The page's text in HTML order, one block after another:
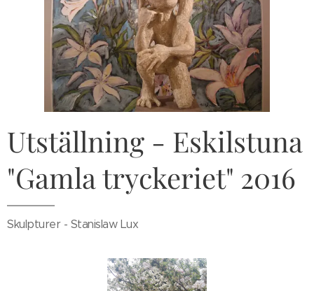
Utställning - Eskilstuna
"Gamla tryckeriet" 2016
Skulpturer - Stanislaw Lux